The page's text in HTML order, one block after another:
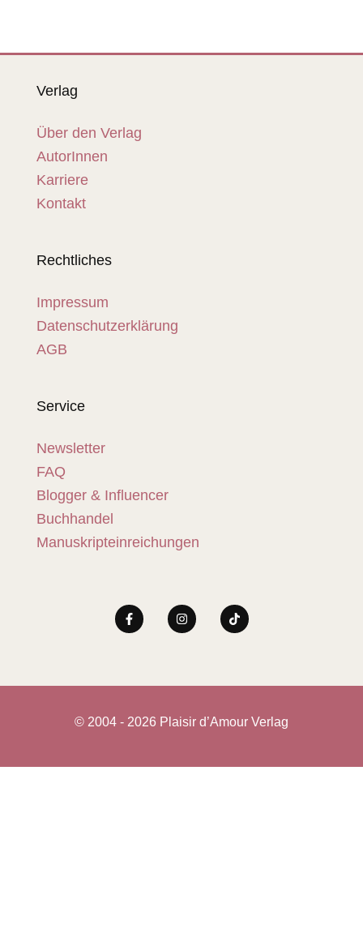
Verlag
Über den Verlag
AutorInnen
Karriere
Kontakt
Rechtliches
Impressum
Datenschutzerklärung
AGB
Service
Newsletter
FAQ
Blogger & Influencer
Buchhandel
Manuskripteinreichungen
© 2004 - 2026 Plaisir d’Amour Verlag